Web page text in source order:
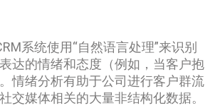
系统使用“自然语言处理”来识别
达的情绪和态度（例如，当客户抱
情绪分析有助于公司进行客户群流
交媒体相关的大量非结构化数据。